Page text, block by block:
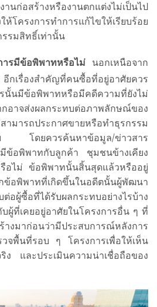
ก่อสร้างหรืองานตกแต่งไม่เป็นไป
โครงการทำการแก้ไขให้เรียบร้อย
รมสิทธิ์เท่านั้น
ารมีข้อพิพาทหรือไม่ นอกเหนือจาก
กเรื่องสำคัญที่คนซื้อที่อยู่อาศัยควร
นั้นมีข้อพิพาทหรือมีคดีความที่ยังไม่
าจส่งผลกระทบต่อภาพลักษณ์ของ
มารถประกาศขายหรือทำธุรกรรม
ดิม โดยควรค้นหาข้อมูล/ข่าวสาร
ข้อพิพาทกับลูกค้า ชุมชนข้างเคียง
อไม่ ข้อพิพาทนั้นสิ้นสุดแล้วหรืออยู่
อพิพาทที่เกิดขึ้นในอดีตนั้นผู้พัฒนา
ซื้อที่ได้รับผลกระทบอย่างไรบ้าง
ผู้ที่เคยอยู่อาศัยในโครงการอื่น ๆ ที่
งมาก่อนว่ามีประสบการณ์หลังการ
วจพื้นที่รอบ ๆ โครงการเพื่อให้เห็น
ง และประเมินความน่าเชื่อถือของ